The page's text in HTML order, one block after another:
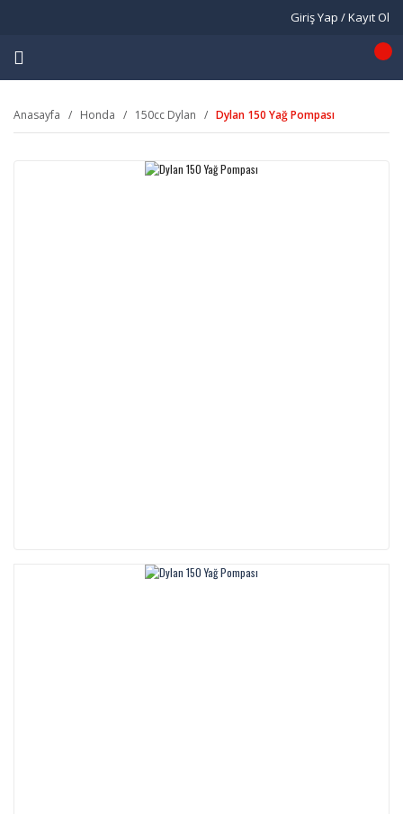
Giriş Yap / Kayıt Ol
Anasayfa Honda 150cc Dylan Dylan 150 Yağ Pompası